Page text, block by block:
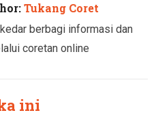
Tukang Coret
berbagi informasi dan
coretan online
ini